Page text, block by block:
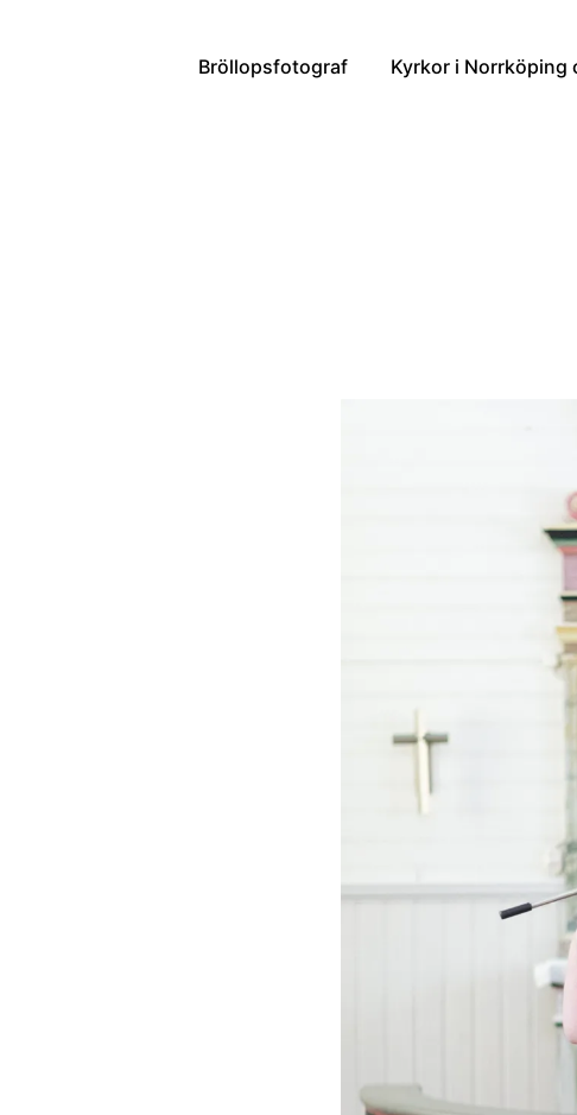
Bröllopsfotograf Kyrkor i Norrköping